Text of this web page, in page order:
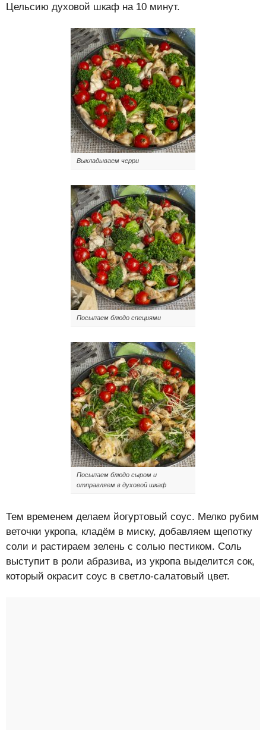
Цельсию духовой шкаф на 10 минут.
Выкладываем черри
Посыпаем блюдо специями
Посыпаем блюдо сыром и
отправляем в духовой шкаф
Тем временем делаем йогуртовый соус. Мелко рубим
веточки укропа, кладём в миску, добавляем щепотку
соли и растираем зелень с солью пестиком. Соль
выступит в роли абразива, из укропа выделится сок,
который окрасит соус в светло-салатовый цвет.